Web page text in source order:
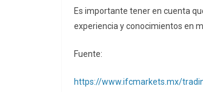
Es importante tener en cuenta
experiencia y conocimientos en
Fuente:
https://www.ifcmarkets.mx/